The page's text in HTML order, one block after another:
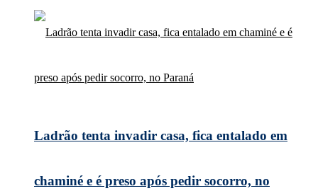
Ladrão tenta invadir casa, fica entalado em
chaminé e é preso após pedir socorro, no